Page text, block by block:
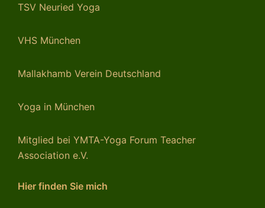
TSV Neuried Yoga
VHS München
Mallakhamb Verein Deutschland
Yoga in München
Mitglied bei YMTA-Yoga Forum Teacher
Association e.V.
Hier finden Sie mich